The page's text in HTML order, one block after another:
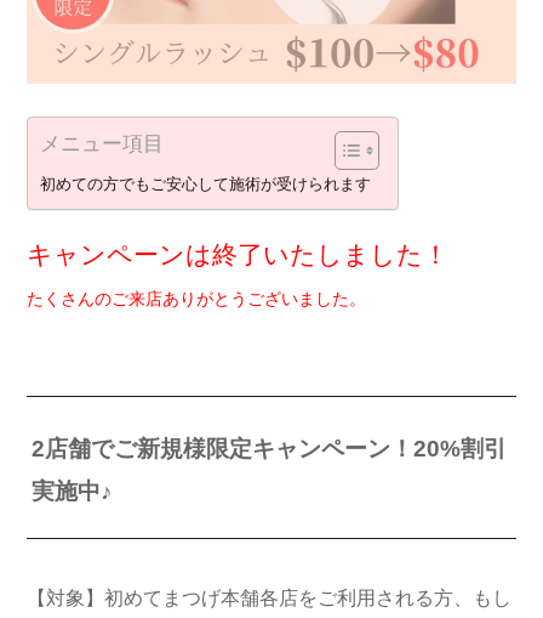
メニュー項目
初めての方でもご安心して施術が受けられます
キャンペーンは終了いたしました！
たくさんのご来店ありがとうございました。
2店舗でご新規様限定キャンペーン！20%割引
実施中♪
【対象】初めてまつげ本舗各店をご利用される方、もし